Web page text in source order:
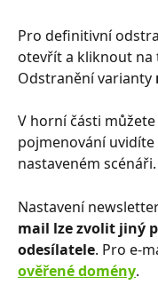
Pro definitivní
otevřít a kliknout na
Odstranění varianty
V horní části
pojmenování
nastaveném scénáři.
Nastavení
mail lze zvolit jiný
odesílatele. Pro e-
ověřené domény.